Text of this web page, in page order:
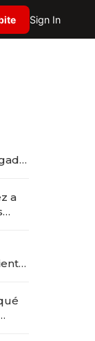
Sign In
a